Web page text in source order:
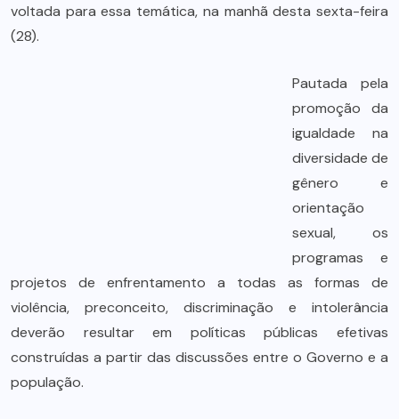
voltada para essa temática, na manhã desta sexta-feira
(28).
Pautada pela
promoção da
igualdade na
diversidade de
gênero e
orientação
sexual, os
programas e
projetos de enfrentamento a todas as formas de
violência, preconceito, discriminação e intolerância
deverão resultar em políticas públicas efetivas
construídas a partir das discussões entre o Governo e a
população.